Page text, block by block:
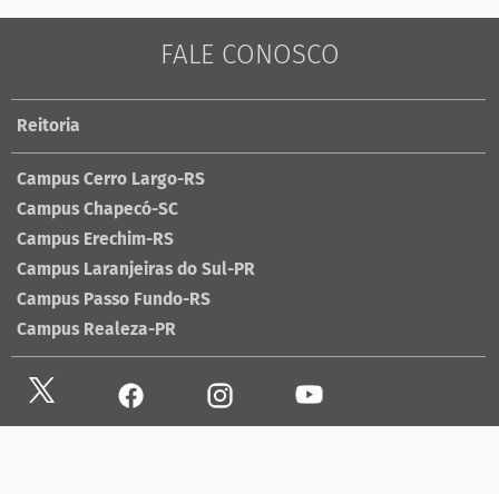
FALE CONOSCO
Reitoria
Campus Cerro Largo-RS
Campus Chapecó-SC
Campus Erechim-RS
Campus Laranjeiras do Sul-PR
Campus Passo Fundo-RS
Campus Realeza-PR